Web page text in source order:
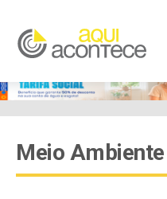
Meio Ambiente